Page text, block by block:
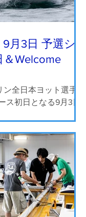
3日 予選シ
＆Welcome
ン全日本ヨット選手権
ス初日となる9月3日
ティングに続いて11
掲揚され、イエロー
トに分かれた選手た
しました。...